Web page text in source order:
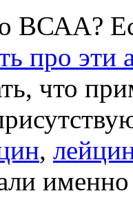
про эти
что
,
именно